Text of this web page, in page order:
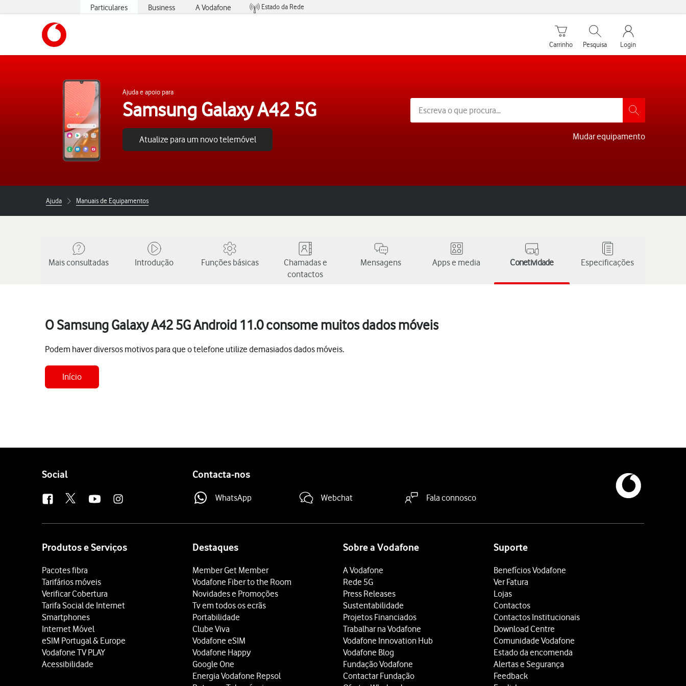
Particulares Business A Vodafone
Estado da Rede
Carrinho de compras
Carrinho
Pesquisar
Pesquisa
My Vodafone
Login
Ajuda e apoio para
Samsung Galaxy A42 5G
Atualize para um novo telemóvel Mudar equipamento
Ajuda Manuais de Equipamentos
Mais consultadas Introdução Funções básicas
Chamadas e
contactos
Mensagens Apps e media Conetividade Especificações
O Samsung Galaxy A42 5G Android 11.0 consome muitos dados móveis
Podem haver diversos motivos para que o telefone utilize demasiados dados móveis.
Início
Follow
Social Contacta-nos
WhatsApp Webchat Fala connosco
Produtos e Serviços
Pacotes fibra
Tarifários móveis
Verificar Cobertura
Tarifa Social de Internet
Smartphones
Internet Móvel
eSIM Portugal & Europe
Vodafone TV PLAY
Acessibilidade
Destaques
Member Get Member
Vodafone Fiber to the Room
Novidades e Promoções
Tv em todos os ecrãs
Portabilidade
Clube Viva
Vodafone eSIM
Vodafone Happy
Google One
Energia Vodafone Repsol
Sobre a Vodafone
A Vodafone
Rede 5G
Press Releases
Sustentabilidade
Projetos Financiados
Trabalhar na Vodafone
Vodafone Innovation Hub
Vodafone Blog
Fundação Vodafone
Contactar Fundação
Suporte
Benefícios Vodafone
Ver Fatura
Lojas
Contactos
Contactos Institucionais
Download Centre
Comunidade Vodafone
Estado da encomenda
Alertas e Segurança
Feedback